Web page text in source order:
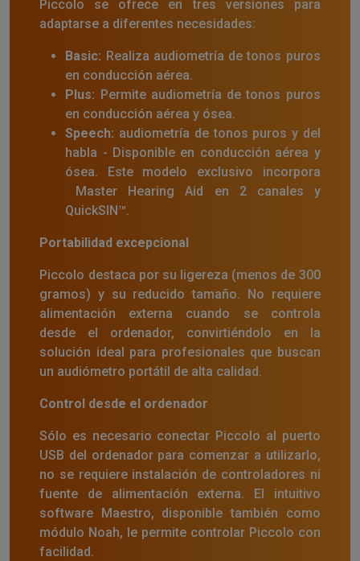
Piccolo se ofrece en tres versiones para
adaptarse a diferentes necesidades:
Basic: Realiza audiometría de tonos puros
en conducción aérea.
Plus: Permite audiometría de tonos puros
en conducción aérea y ósea.
Speech: audiometría de tonos puros y del
habla - Disponible en conducción aérea y
ósea. Este modelo exclusivo incorpora
Master Hearing Aid en 2 canales y
QuickSIN™.
Portabilidad excepcional
Piccolo destaca por su ligereza (menos de 300
gramos) y su reducido tamaño. No requiere
alimentación externa cuando se controla
desde el ordenador, convirtiéndolo en la
solución ideal para profesionales que buscan
un audiómetro portátil de alta calidad.
Control desde el ordenador
Sólo es necesario conectar Piccolo al puerto
USB del ordenador para comenzar a utilizarlo,
no se requiere instalación de controladores ni
fuente de alimentación externa. El intuitivo
software Maestro, disponible también como
módulo Noah, le permite controlar Piccolo con
facilidad.